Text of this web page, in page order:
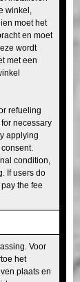
winkel,
moet het
en moet
wordt
met een
refueling
necessary
applying
condition,
If users do
the fee
Voor
het
plaats en